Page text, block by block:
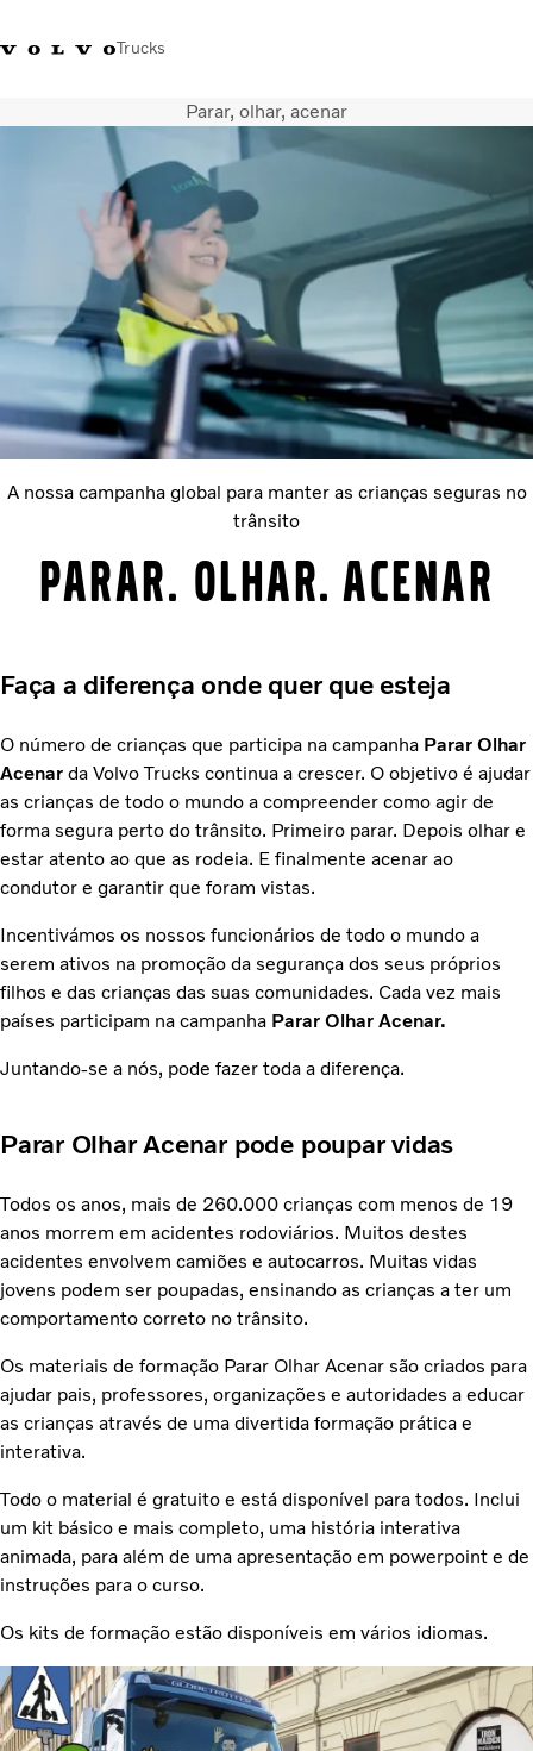
Trucks
Volvo Trucks
Merchandising
Nors Trucks and Buses Portugal
Soluções de transporte
Serviços
Localizador de concessionários
Sobre Nós
Contacto
Campanhas
Parar, olhar, acenar
A nossa campanha global para manter as crianças seguras no
trânsito
Parar. Olhar. Acenar
Faça a diferença onde quer que esteja
O número de crianças que participa na campanha Parar Olhar
Acenar da Volvo Trucks continua a crescer. O objetivo é ajudar
as crianças de todo o mundo a compreender como agir de
forma segura perto do trânsito. Primeiro parar. Depois olhar e
estar atento ao que as rodeia. E finalmente acenar ao
condutor e garantir que foram vistas.
Incentivámos os nossos funcionários de todo o mundo a
serem ativos na promoção da segurança dos seus próprios
filhos e das crianças das suas comunidades. Cada vez mais
países participam na campanha Parar Olhar Acenar.
Juntando-se a nós, pode fazer toda a diferença.
Parar Olhar Acenar pode poupar vidas
Todos os anos, mais de 260.000 crianças com menos de 19
anos morrem em acidentes rodoviários. Muitos destes
acidentes envolvem camiões e autocarros. Muitas vidas
jovens podem ser poupadas, ensinando as crianças a ter um
comportamento correto no trânsito.
Os materiais de formação Parar Olhar Acenar são criados para
ajudar pais, professores, organizações e autoridades a educar
as crianças através de uma divertida formação prática e
interativa.
Todo o material é gratuito e está disponível para todos. Inclui
um kit básico e mais completo, uma história interativa
animada, para além de uma apresentação em powerpoint e de
instruções para o curso.
Os kits de formação estão disponíveis em vários idiomas.